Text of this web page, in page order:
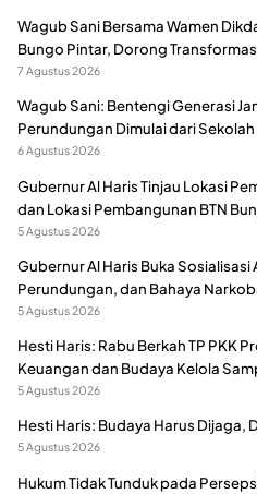
Wagub Sani Bersama Wamen
Bungo Pintar, Dorong
7 Agustus 2026
Wagub Sani: Bentengi Generasi
Perundungan Dimulai dari Sekolah
6 Agustus 2026
Gubernur Al Haris Tinjau Lokasi
dan Lokasi Pembangunan BTN
5 Agustus 2026
Gubernur Al Haris Buka Sosialisasi
Perundungan, dan Bahaya
5 Agustus 2026
Hesti Haris: Rabu Berkah TP PKK
Keuangan dan Budaya Kelola
5 Agustus 2026
Hesti Haris: Budaya Harus Dijaga,
5 Agustus 2026
Hukum Tidak Tunduk pada